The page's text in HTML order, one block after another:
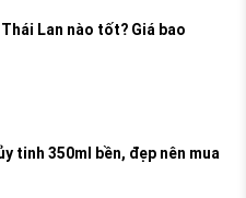
Lan nào tốt? Giá bao
tinh 350ml bền, đẹp nên mua